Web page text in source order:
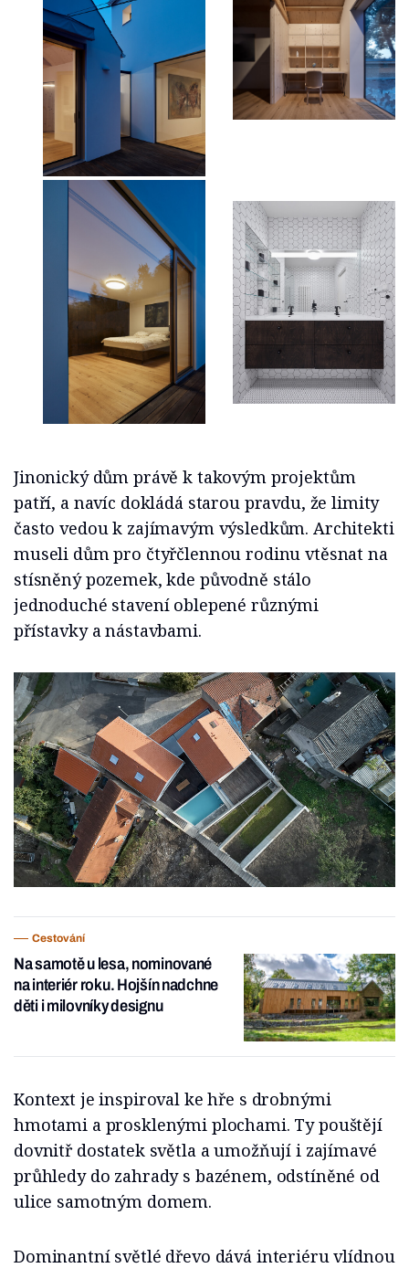
Jinonický dům právě k takovým projektům
patří, a navíc dokládá starou pravdu, že limity
často vedou k zajímavým výsledkům. Architekti
museli dům pro čtyřčlennou rodinu vtěsnat na
stísněný pozemek, kde původně stálo
jednoduché stavení oblepené různými
přístavky a nástavbami.
Cestování
Na samotě u lesa, nominované
na interiér roku. Hojšín nadchne
děti i milovníky designu
Kontext je inspiroval ke hře s drobnými
hmotami a prosklenými plochami. Ty pouštějí
dovnitř dostatek světla a umožňují i zajímavé
průhledy do zahrady s bazénem, odstíněné od
ulice samotným domem.
Dominantní světlé dřevo dává interiéru vlídnou